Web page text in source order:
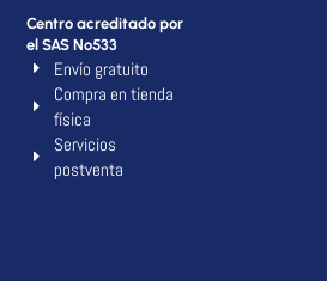
Centro acreditado por
el SAS Nº533
Envío gratuito
Compra en tienda
física
Servicios
postventa